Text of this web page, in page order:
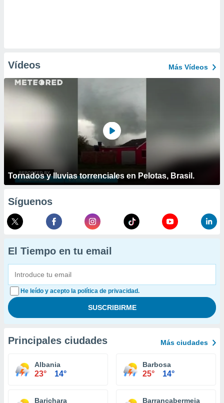
Vídeos Más Vídeos
Tornados y lluvias torrenciales en Pelotas, Brasil.
Síguenos
El Tiempo en tu email
He leído y acepto la política de privacidad.
Principales ciudades Más ciudades
Albania
23° 14°
Barbosa
25° 14°
Barichara Barrancabermeja